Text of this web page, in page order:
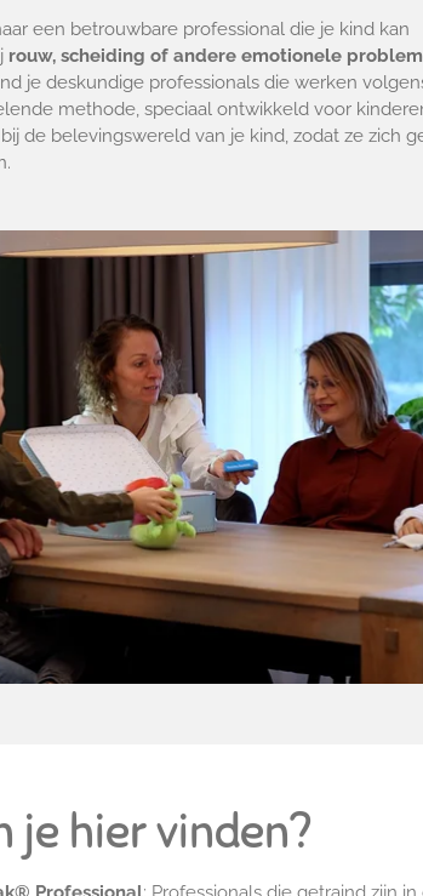
een betrouwbare professional die je kind kan
rouw, scheiding of andere emotionele
je deskundige professionals die werken
methode, speciaal ontwikkeld voor
de belevingswereld van je kind, zodat ze zich
je hier vinden?